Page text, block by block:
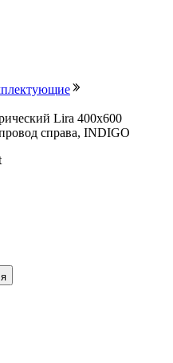
Lira 400х600
справа, INDIGO